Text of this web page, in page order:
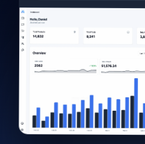
10K+ פוסטים פורסמו